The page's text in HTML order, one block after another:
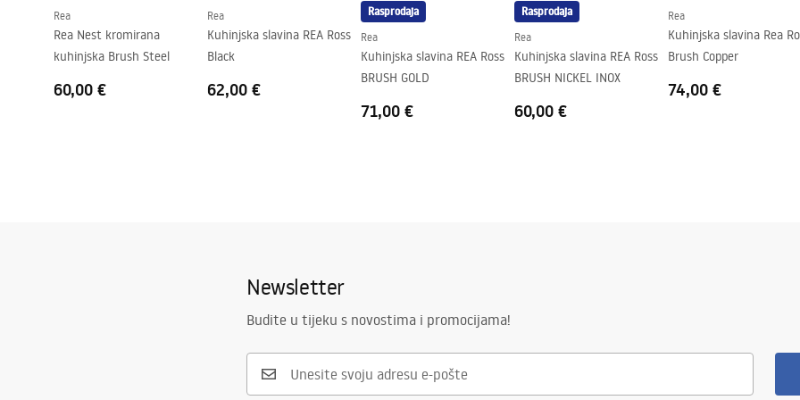
Rea
Rea Nest kromirana
kuhinjska Brush Steel
60,00 €
Rea
Kuhinjska slavina REA Ross
Black
62,00 €
Rasprodaja
Rea
Kuhinjska slavina REA Ross
BRUSH GOLD
71,00 €
Rasprodaja
Rea
Kuhinjska slavina REA Ross
BRUSH NICKEL INOX
60,00 €
Rea
Kuhinjska slavina Rea
Brush Copper
74,00 €
Newsletter
Budite u tijeku s novostima i promocijama!